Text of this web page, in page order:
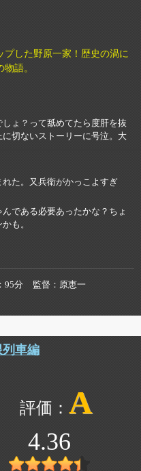
プした野原一家！歴史の渦に
語。
ょ？って舐めてたら度肝を抜
切ないストーリーに号泣。大
た。又兵衛がかっこよすぎ
である必要あったかな？ちょ
も。
95分 監督
原恵一
車編
A
4.36